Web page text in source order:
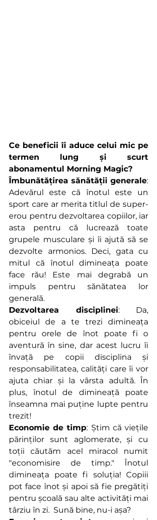
Ce beneficii îi aduce celui mic pe
termen lung și scurt
abonamentul Morning Magic?
Îmbunătățirea sănătății generale:
Adevărul este că înotul este un
sport care ar merita titlul de super-
erou pentru dezvoltarea copiilor, iar
asta pentru că lucrează toate
grupele musculare și îi ajută să se
dezvolte armonios. Deci, gata cu
mitul că înotul dimineața poate
face rău! Este mai degrabă un
impuls pentru sănătatea lor
generală.
Dezvoltarea disciplinei: Da,
obiceiul de a te trezi dimineața
pentru orele de înot poate fi o
aventură în sine, dar acest lucru îi
învață pe copii disciplina și
responsabilitatea, calități care îi vor
ajuta chiar și la vârsta adultă. În
plus, înotul de dimineață poate
înseamna mai puține lupte pentru
trezit!
Economie de timp: Știm că viețile
părinților sunt aglomerate, și cu
toții căutăm acel miracol numit
"economisire de timp." Înotul
dimineața poate fi soluția! Copiii
pot face înot și apoi să fie pregătiți
pentru școală sau alte activități mai
târziu în zi.  Sună bine, nu-i așa?